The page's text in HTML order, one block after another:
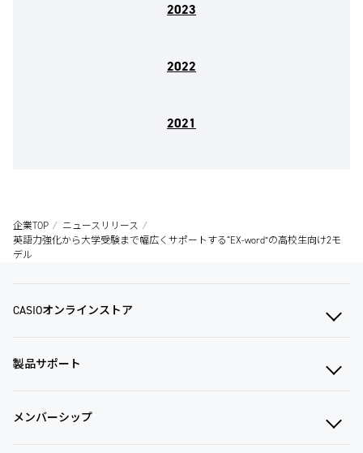
2023
2022
2021
企業TOP
ニュースリリース
英語力強化から大学受験まで幅広くサポートする“EX-word”の高校生向け2モ
デル
CASIOオンラインストア
製品サポート
メンバーシップ